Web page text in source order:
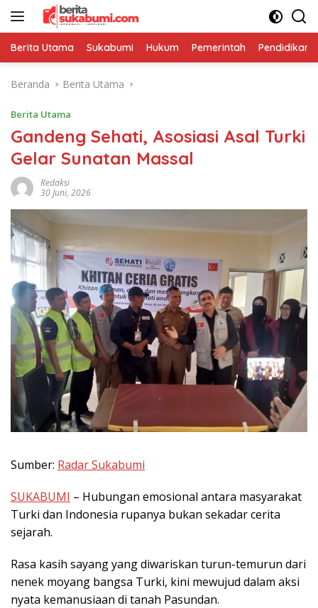
Langsung
Berita Utama Sukabumi Hukum Pemerintah Pendidikan
Beranda Berita Utama
Berita Utama
Gandeng Sehati, Asosiasi Asal Turki
Gelar Sunatan Massal
Redaksi
30 Juni, 2026
Sumber: Radar Sukabumi
SUKABUMI – Hubungan emosional antara masyarakat
Turki dan Indonesia rupanya bukan sekadar cerita
sejarah.
Rasa kasih sayang yang diwariskan turun-temurun dari
nenek moyang bangsa Turki, kini mewujud dalam aksi
nyata kemanusiaan di tanah Pasundan.